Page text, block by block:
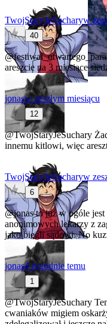
TwojStaryJeSucharyw
40
areszcie na 3 miesiące
jonasw zeszłym miesiącu
12
@TwojStaryJeSuchary
innemu kitlowi, więc
TwojStaryJeSucharyw
6
@jonasto już w ogóle jest
anonimowych lekarzy z
jako biegli sądowi. No
jonas4 tygodnie temu
1
@TwojStaryJeSuchary
cwaniaków migiem